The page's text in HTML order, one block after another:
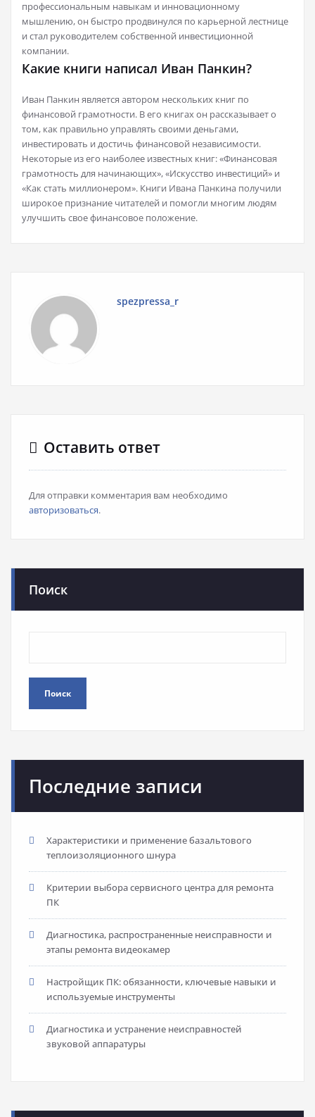
профессиональным навыкам и инновационному
мышлению, он быстро продвинулся по карьерной лестнице
и стал руководителем собственной инвестиционной
компании.
Какие книги написал Иван Панкин?
Иван Панкин является автором нескольких книг по
финансовой грамотности. В его книгах он рассказывает о
том, как правильно управлять своими деньгами,
инвестировать и достичь финансовой независимости.
Некоторые из его наиболее известных книг: «Финансовая
грамотность для начинающих», «Искусство инвестиций» и
«Как стать миллионером». Книги Ивана Панкина получили
широкое признание читателей и помогли многим людям
улучшить свое финансовое положение.
spezpressa_r
Оставить ответ
Для отправки комментария вам необходимо
авторизоваться.
Поиск
Поиск
Последние записи
Характеристики и применение базальтового
теплоизоляционного шнура
Критерии выбора сервисного центра для ремонта
ПК
Диагностика, распространенные неисправности и
этапы ремонта видеокамер
Настройщик ПК: обязанности, ключевые навыки и
используемые инструменты
Диагностика и устранение неисправностей
звуковой аппаратуры